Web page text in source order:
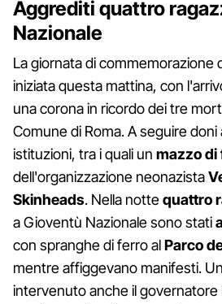
Aggrediti quattro
Nazionale
La giornata di commemorazione
iniziata questa mattina, con
una corona in ricordo dei tre
Comune di Roma. A seguire doni
istituzioni, tra i quali un mazzo di
dell'organizzazione neonazista
Skinheads. Nella nottequattro
a Gioventù Nazionale sono stati
con spranghe di ferro alParco
mentre affiggevano manifesti.
intervenuto anche il governatore